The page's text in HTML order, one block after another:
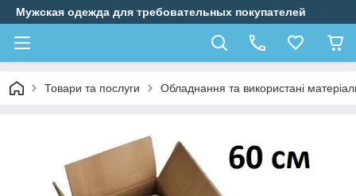
Мужская одежда для требовательных покупателей
Товари та послуги Обладнання та використані